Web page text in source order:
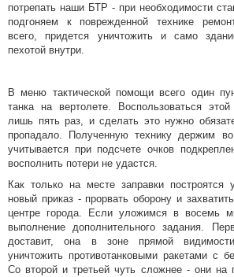
потрепать наши БТР - при необходимости
подгоняем к поврежденной технике
всего, придется уничтожить и само
пехотой внутри.
В меню тактической помощи всего один
танка на вертолете. Воспользоваться
лишь пять раз, и сделать это нужно
пропадало. Полученную технику держим
учитывается при подсчете очков
восполнить потери не удастся.
Как только на месте заправки построятся
новый приказ - прорвать оборону и
центре города. Если уложимся в восемь
выполнение дополнительного задания.
доставит, она в зоне прямой
уничтожить противотанковыми ракетами с
Со второй и третьей чуть сложнее - они на